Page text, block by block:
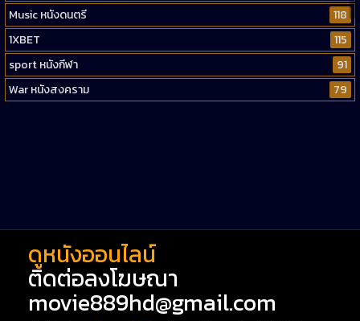
Music หนังดนตรี
118
1XBET
115
sport หนังกีฬา
91
War หนังสงคราม
79
ดูหนังออนไลน์
ติดต่อลงโฆษณา
movie889hd@gmail.com